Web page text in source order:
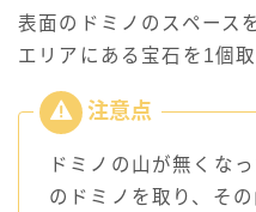
表面のドミノのスペース
エリアにある宝石を1個取
ドミノの山が無くな
のドミノを取り、そ